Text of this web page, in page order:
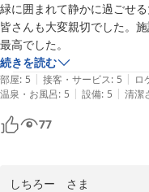
三献の宿〜木之本〜
2026-07-20
緑に囲まれて静かに過ごせ
皆さんも大変親切でした。
最高でした。
続きを読む
部屋: 5 | 接客・サービス: 5 | ロ
温泉・お風呂: 5 | 設備: 5 | 清潔
77
しちろー　さま